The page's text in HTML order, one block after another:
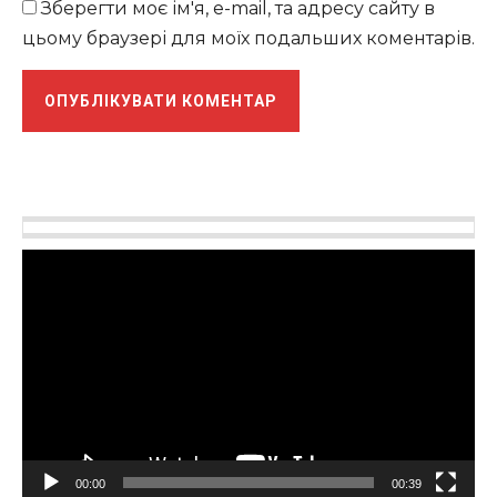
Зберегти моє ім'я, e-mail, та адресу сайту в
цьому браузері для моїх подальших коментарів.
00:00 00:39